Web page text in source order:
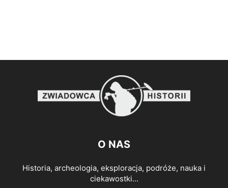
O NAS
Historia, archeologia, eksploracja, podróże, nauka i
ciekawostki...